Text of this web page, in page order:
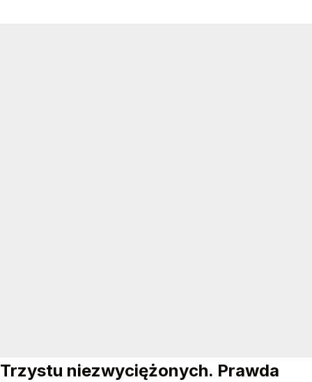
Trzystu niezwyciężonych. Prawda